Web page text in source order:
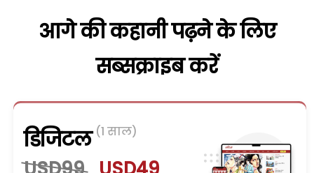
आगे की कहानी पढ़ने के लिए
सब्सक्राइब करें
डिजिटल (1 साल)